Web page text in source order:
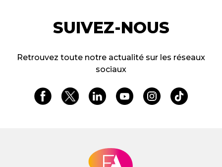
SUIVEZ-NOUS
Retrouvez toute notre actualité sur les réseaux
sociaux